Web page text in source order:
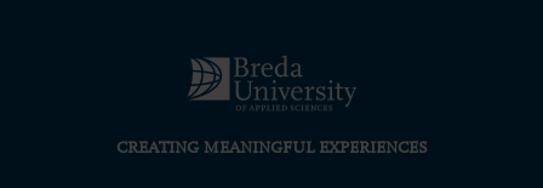
CREATING MEANINGFUL EXPERIENCES